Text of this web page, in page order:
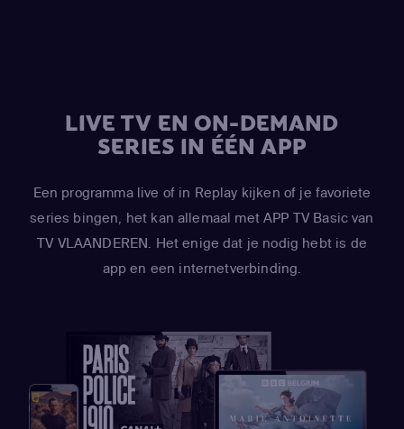
(Yentl Cartman),Kimberly Brooks(Interviewer)
LIVE TV EN ON-DEMAND
SERIES IN ÉÉN APP
Een programma live of in Replay kijken of je favoriete
series bingen, het kan allemaal met APP TV Basic van
TV VLAANDEREN. Het enige dat je nodig hebt is de
app en een internetverbinding.